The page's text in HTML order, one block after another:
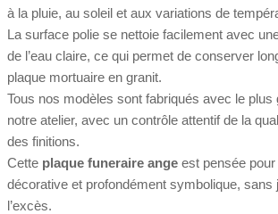
à la pluie, au soleil et aux variations de
La surface polie se nettoie facilement avec
de l’eau claire, ce qui permet de conserver
plaque mortuaire en granit.
Tous nos modèles sont fabriqués avec le plus
notre atelier, avec un contrôle attentif de la
des finitions.
Cette plaque funeraire ange est pensée
décorative et profondément symbolique, sans
l’excès.